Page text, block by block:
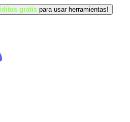
gratis para usar herramientas!